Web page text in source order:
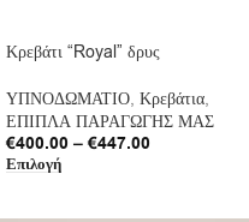
Κρεβάτι “Royal” δρυς
ΥΠΝΟΔΩΜΑΤΙΟ, Κρεβάτια,
ΕΠΙΠΛΑ ΠΑΡΑΓΩΓΗΣ ΜΑΣ
€400.00 – €447.00
Επιλογή